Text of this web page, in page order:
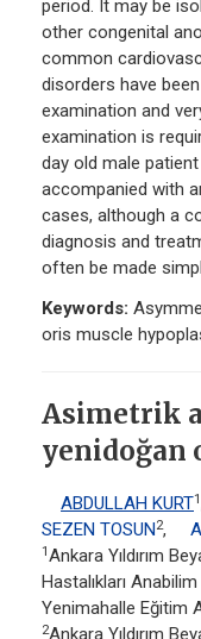
period. It may be
other congenital
common
disorders have
examination and
examination is
day old male
accompanied with
cases, although a
diagnosis and
often be made
Keywords:
oris muscle
Asimetrik
yenidoğan
ABDULLAH KURT1
SEZEN TOSUN2,
1Ankara Yıldırım
Hastalıkları
Yenimahalle Eğitim
2Ankara Yıldırım